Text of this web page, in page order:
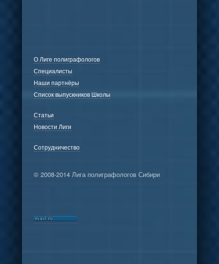
О Лиге полиграфологов
Специалисты
Наши партнёры
Список выпускников Школы
Статьи
Новости Лиги
Сотрудничество
© 2008-2014 Лига полиграфологов Сибири